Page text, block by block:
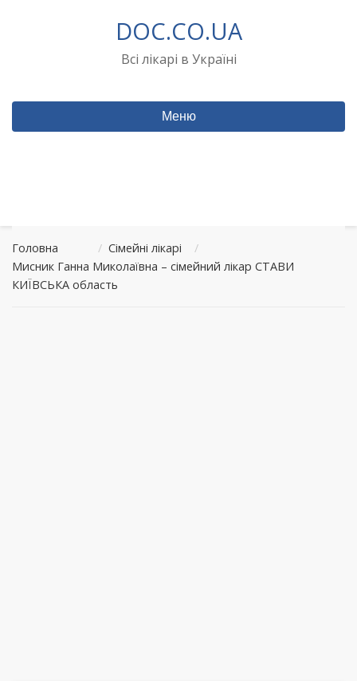
DOC.CO.UA
Всі лікарі в Україні
Меню
Головна / Сімейні лікарі
/
Мисник Ганна Миколаївна – сімейний лікар СТАВИ
КИЇВСЬКА область